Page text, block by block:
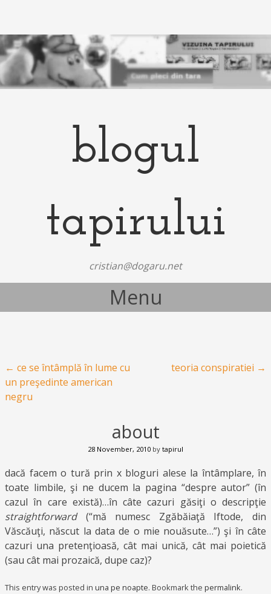
blogul
tapirului
cristian@dogaru.net
Menu
Post navigation
← ce se întâmplă în lume cu
un preşedinte american
negru
teoria conspiratiei →
about
28 November, 2010 by tapirul
dacă facem o tură prin x bloguri alese la întâmplare, în
toate limbile, şi ne ducem la pagina “despre autor” (în
cazul în care există)…în câte cazuri găsiţi o descripţie
straightforward(“mă numesc Zgăbăiaţă Iftode, din
Văscăuţi, născut la data de o mie nouăsute…”) şi în câte
cazuri una pretenţioasă, cât mai unică, cât mai poietică
(sau cât mai prozaică, dupe caz)?
This entry was posted in una pe noapte. Bookmark the permalink.